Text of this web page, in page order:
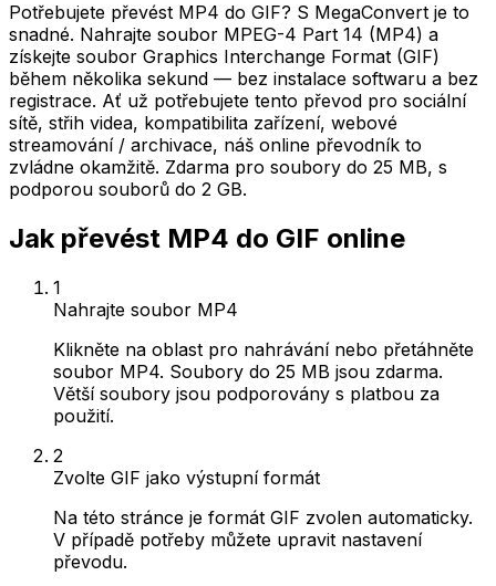
Potřebujete převést MP4 do GIF? S MegaConvert je to
snadné. Nahrajte soubor MPEG-4 Part 14 (MP4) a
získejte soubor Graphics Interchange Format (GIF)
během několika sekund — bez instalace softwaru a bez
registrace. Ať už potřebujete tento převod pro sociální
sítě, střih videa, kompatibilita zařízení, webové
streamování / archivace, náš online převodník to
zvládne okamžitě. Zdarma pro soubory do 25 MB, s
podporou souborů do 2 GB.
Jak převést MP4 do GIF online
1
Nahrajte soubor MP4
Klikněte na oblast pro nahrávání nebo přetáhněte
soubor MP4. Soubory do 25 MB jsou zdarma.
Větší soubory jsou podporovány s platbou za
použití.
2
Zvolte GIF jako výstupní formát
Na této stránce je formát GIF zvolen automaticky.
V případě potřeby můžete upravit nastavení
převodu.